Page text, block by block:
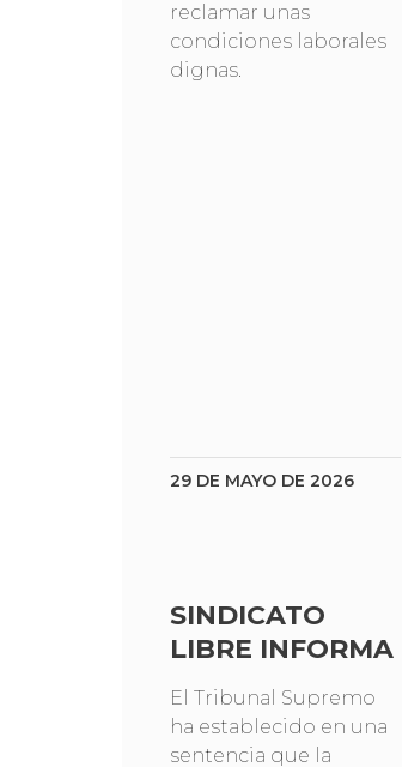
reclamar unas
condiciones laborales
dignas.
29 DE MAYO DE 2026
SINDICATO
LIBRE INFORMA
El Tribunal Supremo
ha establecido en una
sentencia que la